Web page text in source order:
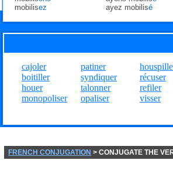
mobilisez
ayez mobilisé
cajoler
boitiller
houer
monopoliser
patiner
syndiquer
talonner
opaliser
récuser
refiler
visser
FRENCH CONJUGATION > CONJUGATE THE